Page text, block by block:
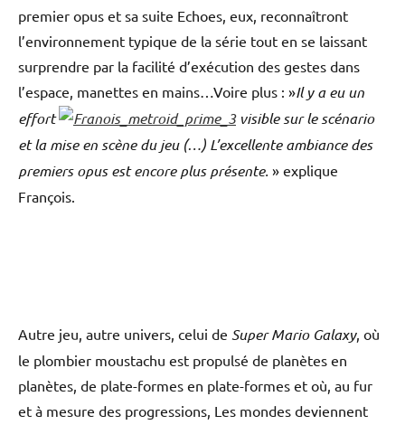
premier opus et sa suite Echoes, eux, reconnaîtront
l’environnement typique de la série tout en se laissant
surprendre par la facilité d’exécution des gestes dans
l’espace, manettes en mains…Voire plus : »Il y a eu un
effort
visible sur le scénario
et la mise en scène du jeu (…) L’excellente ambiance des
premiers opus est encore plus présente. » explique
François.
Autre jeu, autre univers, celui de Super Mario Galaxy, où
le plombier moustachu est propulsé de planètes en
planètes, de plate-formes en plate-formes et où, au fur
et à mesure des progressions, Les mondes deviennent